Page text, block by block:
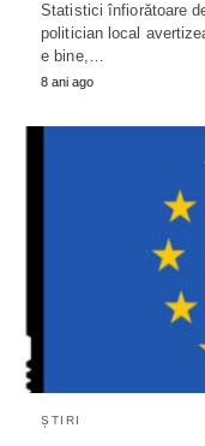
Statistici înfiorătoare
politician local
e bine,…
8 ani ago
ȘTIRI